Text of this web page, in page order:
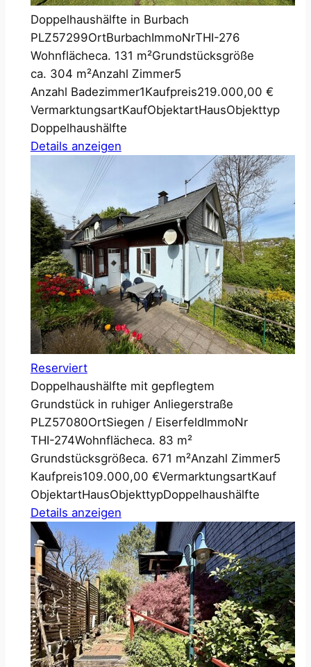
Doppelhaushälfte in Burbach
PLZ57299OrtBurbachImmoNrTHI-276
Wohnflächeca. 131 m²Grundstücksgröße
ca. 304 m²Anzahl Zimmer5
Anzahl Badezimmer1Kaufpreis219.000,00 €
VermarktungsartKaufObjektartHausObjekttyp
Doppelhaushälfte
Details anzeigen
Reserviert
Doppelhaushälfte mit gepflegtem
Grundstück in ruhiger Anliegerstraße
PLZ57080OrtSiegen / EiserfeldImmoNr
THI-274Wohnflächeca. 83 m²
Grundstücksgrößeca. 671 m²Anzahl Zimmer5
Kaufpreis109.000,00 €VermarktungsartKauf
ObjektartHausObjekttypDoppelhaushälfte
Details anzeigen